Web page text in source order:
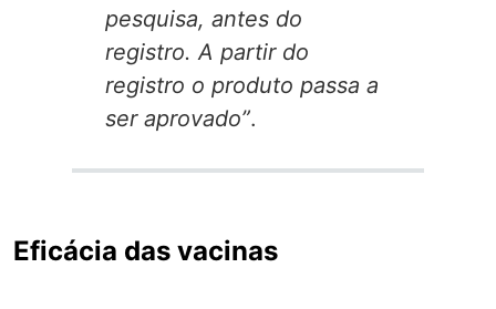
pesquisa, antes do
registro. A partir do
registro o produto passa a
ser aprovado”.
Eficácia das vacinas